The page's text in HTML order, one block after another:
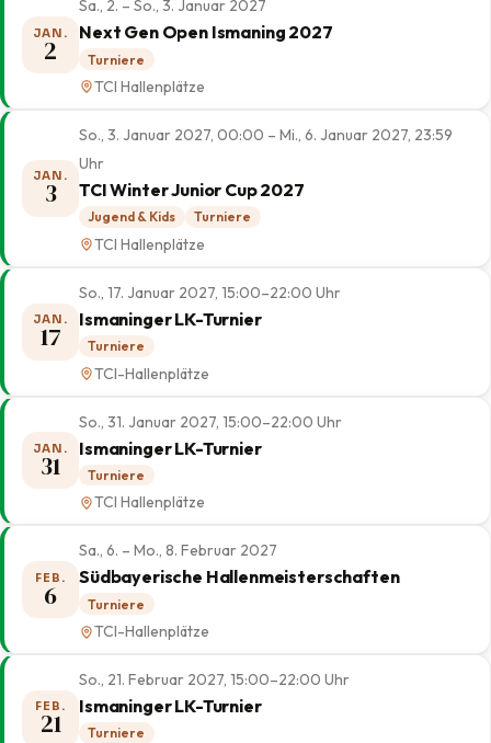
JAN.
2
Sa., 2. – So., 3. Januar 2027
Next Gen Open Ismaning 2027
Turniere
TCI Hallenplätze
JAN.
3
So., 3. Januar 2027, 00:00 – Mi., 6. Januar 2027, 23:59
Uhr
TCI Winter Junior Cup 2027
Jugend & Kids Turniere
TCI Hallenplätze
JAN.
17
So., 17. Januar 2027, 15:00–22:00 Uhr
Ismaninger LK-Turnier
Turniere
TCI-Hallenplätze
JAN.
31
So., 31. Januar 2027, 15:00–22:00 Uhr
Ismaninger LK-Turnier
Turniere
TCI Hallenplätze
FEB.
6
Sa., 6. – Mo., 8. Februar 2027
Südbayerische Hallenmeisterschaften
Turniere
TCI-Hallenplätze
FEB.
21
So., 21. Februar 2027, 15:00–22:00 Uhr
Ismaninger LK-Turnier
Turniere